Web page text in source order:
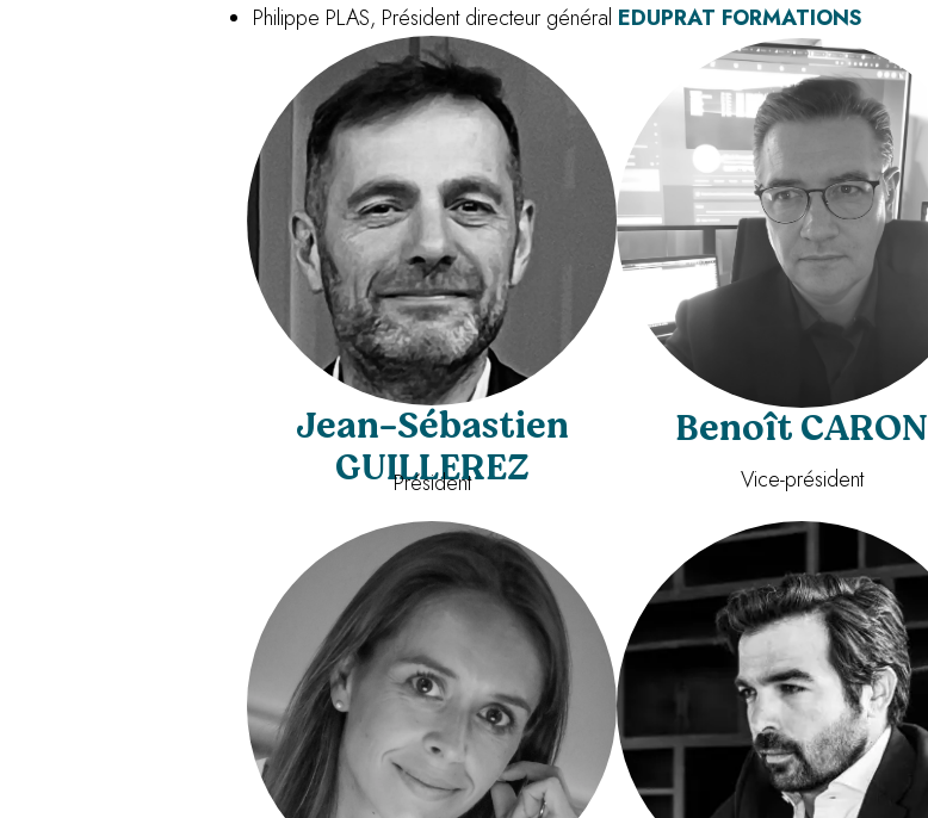
Philippe PLAS, Président directeur général EDUPRAT FORMATIONS
Jean-Sébastien
GUILLEREZ
Président
Benoît CARON
Vice-président